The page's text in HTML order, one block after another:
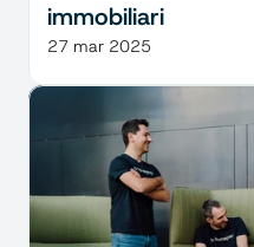
immobiliari
27 mar 2025